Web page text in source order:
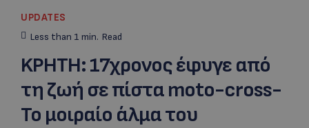
UPDATES
Less than 1 min. Read
KΡΗΤΗ: 17χρονος έφυγε από
τη ζωή σε πίστα moto-cross-
Το μοιραίο άλμα του